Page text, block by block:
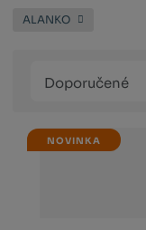
ALANKO
produktů
NOVINKA